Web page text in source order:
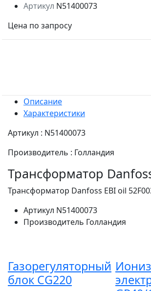
Артикул N51400073
Цена по запросу
Описание
Характеристики
Артикул : N51400073
Производитель : Голландия
Трансформатор
Трансформатор Danfoss EBI oil
Артикул N51400073
Производитель Голландия
Газорегуляторный
блок CG220